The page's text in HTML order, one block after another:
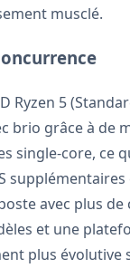
musclé.
Ryzen 5
brio grâce à de
single-core, ce
avec plus
et une
plus évolutive